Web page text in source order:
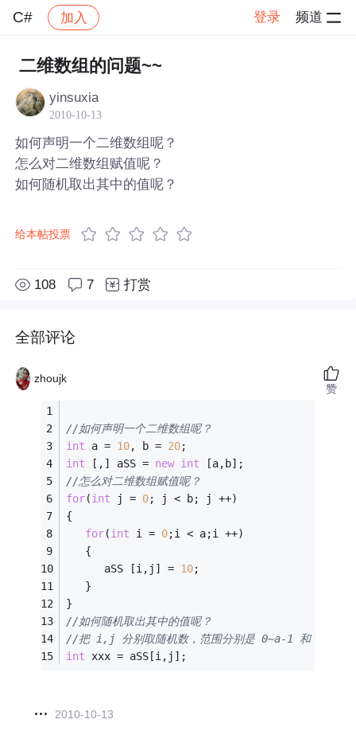
C# 加入 登录 频道
社区 C# 帖子详情
二维数组的问题~~
yinsuxia
2010-10-13
如何声明一个二维数组呢？
怎么对二维数组赋值呢？
如何随机取出其中的值呢？
给本帖投票
108 7 打赏
全部评论
zhoujk
//如何声明一个二维数组呢？
int a = 10, b = 20;
int [,] aSS = new int [a,b];
//怎么对二维数组赋值呢？
for(int j = 0; j < b; j ++)
{
for(int i = 0;i < a;i ++)
   {
      aSS [i,j] =
10;
   }
}
//如何随机取出其中的值呢？
//把 i,j 分别取随机数，范围分别是 0~a-1 和 0~b-
int xxx = aSS[i,j];
2010-10-13
赞